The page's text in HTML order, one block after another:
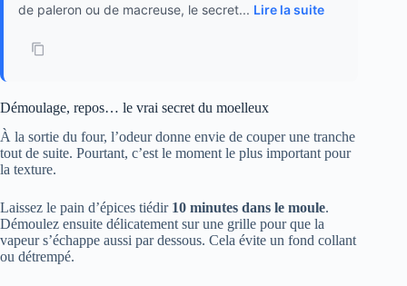
de paleron ou de macreuse, le secret... Lire la suite
Démoulage, repos… le vrai secret du moelleux
À la sortie du four, l’odeur donne envie de couper une tranche
tout de suite. Pourtant, c’est le moment le plus important pour
la texture.
Laissez le pain d’épices tiédir 10 minutes dans le moule.
Démoulez ensuite délicatement sur une grille pour que la
vapeur s’échappe aussi par dessous. Cela évite un fond collant
ou détrempé.